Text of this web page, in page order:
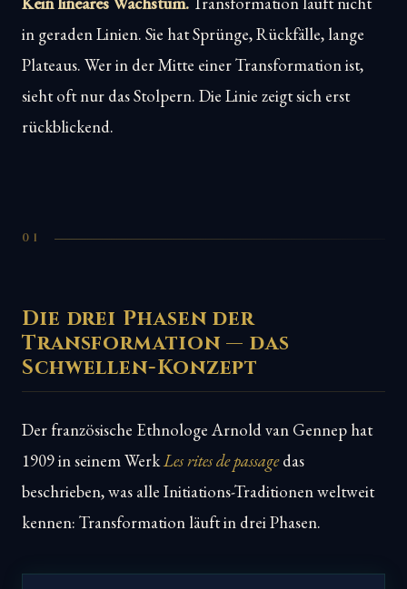
in geraden Linien. Sie hat Sprünge, Rückfälle, lange
Plateaus. Wer in der Mitte einer Transformation ist,
sieht oft nur das Stolpern. Die Linie zeigt sich erst
rückblickend.
01
Die drei Phasen der
Transformation — das
Schwellen-Konzept
Der französische Ethnologe Arnold van Gennep hat
1909 in seinem WerkLes rites de passagedas
beschrieben, was alle Initiations-Traditionen weltweit
kennen: Transformation läuft in drei Phasen.